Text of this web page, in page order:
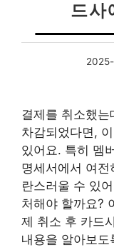
드사
결제를 취소했는
차감되었다면,
있어요. 특히 멤
명세서에서 여
란스러울 수 있
처해야 할까요?
제 취소 후 카드
내용을 알아보도